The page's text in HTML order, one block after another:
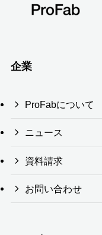
企業
ProFabについて
ニュース
資料請求
お問い合わせ